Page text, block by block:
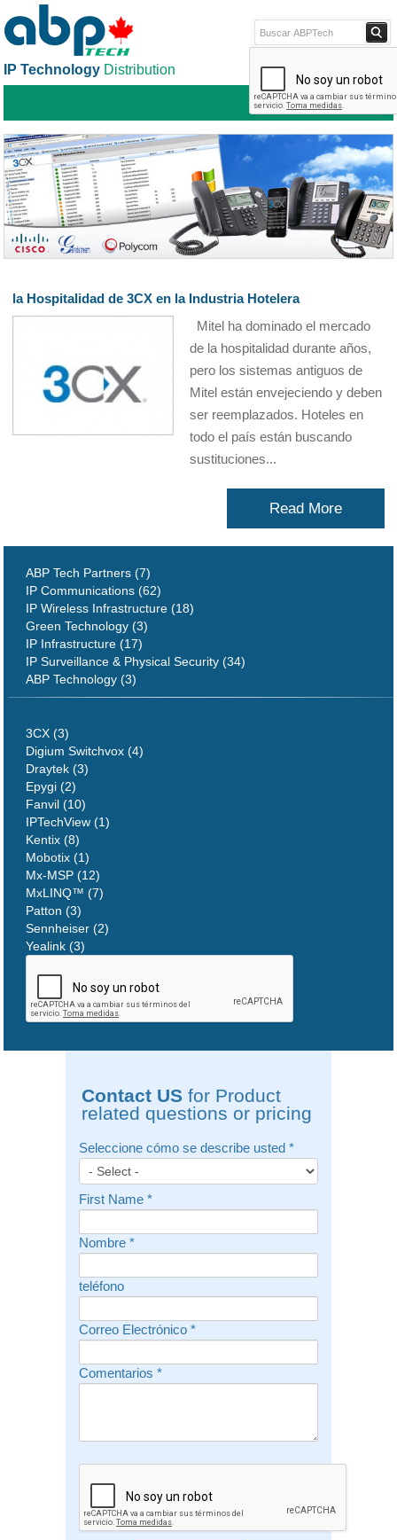
IP Technology Distribution
la Hospitalidad de 3CX en la Industria Hotelera
Mitel ha dominado el mercado
de la hospitalidad durante años,
pero los sistemas antiguos de
Mitel están envejeciendo y deben
ser reemplazados. Hoteles en
todo el país están buscando
sustituciones...
Read More
ABP Tech Partners (7)
IP Communications (62)
IP Wireless Infrastructure (18)
Green Technology (3)
IP Infrastructure (17)
IP Surveillance & Physical Security (34)
ABP Technology (3)
3CX (3)
Digium Switchvox (4)
Draytek (3)
Epygi (2)
Fanvil (10)
IPTechView (1)
Kentix (8)
Mobotix (1)
Mx-MSP (12)
MxLINQ™ (7)
Patton (3)
Sennheiser (2)
Yealink (3)
Contact USfor Product
related questions or pricing
Seleccione cómo se describe usted *
First Name *
Nombre *
teléfono
Correo Electrónico *
Comentarios *